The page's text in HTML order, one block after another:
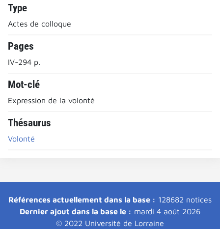
Type
Actes de colloque
Pages
IV-294 p.
Mot-clé
Expression de la volonté
Thésaurus
Volonté
Références actuellement dans la base : 128682 notices
Dernier ajout dans la base le : mardi 4 août 2026
© 2022 Université de Lorraine